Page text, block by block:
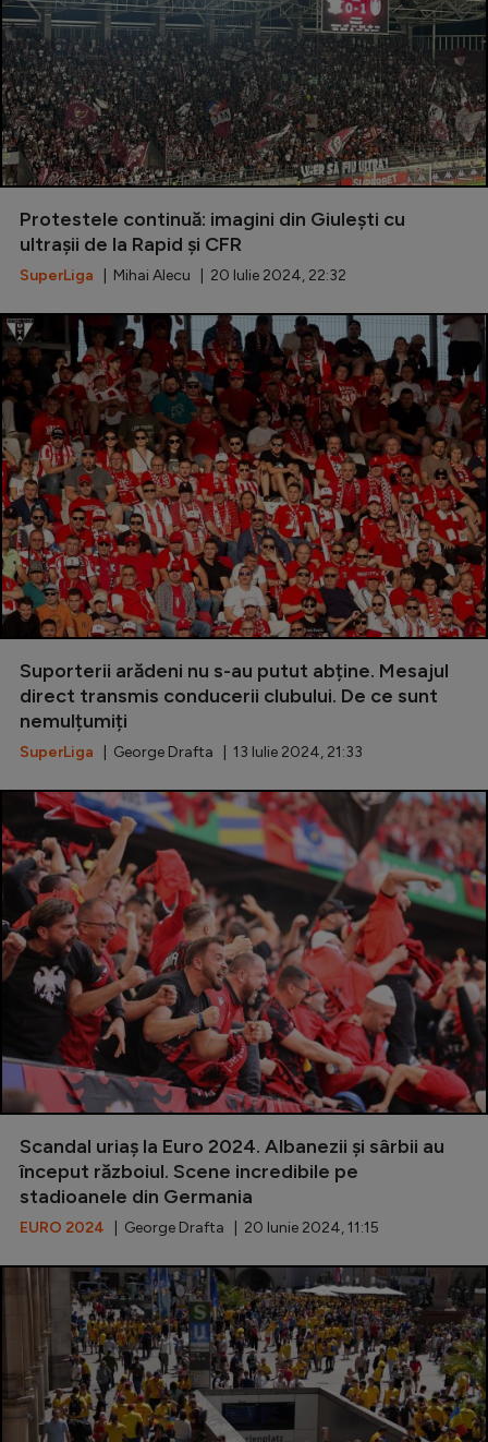
Protestele continuă: imagini din Giulești cu
ultrașii de la Rapid și CFR
SuperLiga | Mihai Alecu | 20 Iulie 2024, 22:32
Suporterii arădeni nu s-au putut abține. Mesajul
direct transmis conducerii clubului. De ce sunt
nemulțumiți
SuperLiga | George Drafta | 13 Iulie 2024, 21:33
Scandal uriaș la Euro 2024. Albanezii și sârbii au
început războiul. Scene incredibile pe
stadioanele din Germania
EURO 2024 | George Drafta | 20 Iunie 2024, 11:15